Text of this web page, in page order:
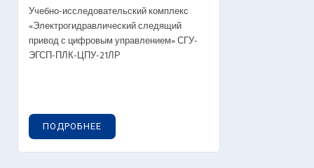
Учебно-исследовательский комплекс
«Электрогидравлический следящий
привод с цифровым управлением» СГУ-
ЭГСП-ПЛК-ЦПУ-21ЛР
ПОДРОБНЕЕ